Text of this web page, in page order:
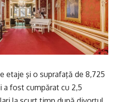
etaje şi o suprafaţă de 8,725
a fost cumpărat cu 2,5